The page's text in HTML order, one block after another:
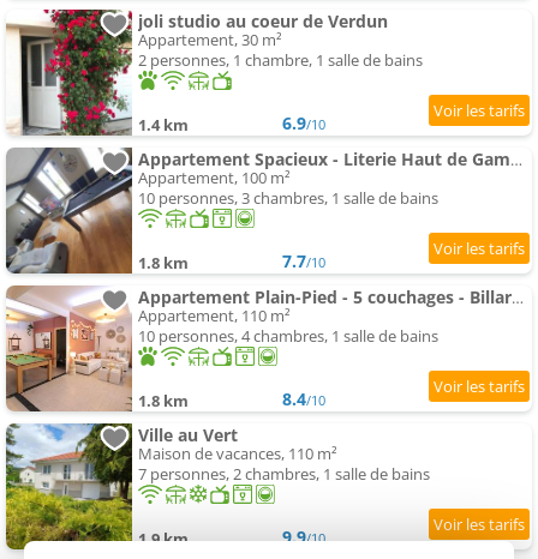
joli studio au coeur de Verdun
Appartement, 30 m²
2 personnes, 1 chambre, 1 salle de bains
1.4 km 6.9/10
Appartement Spacieux - Literie Haut de Gamme - Billard - Fléchette -Tv 65" - Netflix - Amazon Prime- Lit King Si
Appartement, 100 m²
10 personnes, 3 chambres, 1 salle de bains
1.8 km 7.7/10
Appartement Plain-Pied - 5 couchages - Billard - BabyFoot - Terrasse - Jardin - Véranda - 4 chambres & canapé co
Appartement, 110 m²
10 personnes, 4 chambres, 1 salle de bains
1.8 km 8.4/10
Ville au Vert
Maison de vacances, 110 m²
7 personnes, 2 chambres, 1 salle de bains
1.9 km 9.9/10